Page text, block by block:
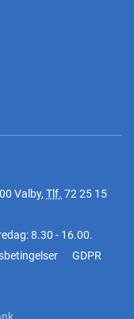
Valby, Tlf. 72 25 15
8.30 - 16.00.
GDPR